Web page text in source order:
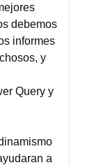
debemos
informes
y
Query y
a